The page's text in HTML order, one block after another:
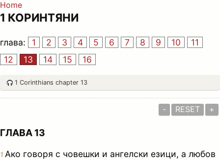
Home
1 КОРИНТЯНИ
глава: 1 2 3 4 5 6 7 8 9 10
11
12
13 14 15 16
1 Corinthians chapter 13
- RESET +
ГЛАВА 13
1 Ако говоря с човешки и ангелски езици, а любов